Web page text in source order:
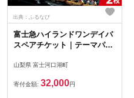
出典：ふるなび
富士急ハイランドワンデイパ
スペアチケット｜テーマパー
ランド レジャー アウトドア
山梨県 富士河口湖町
寄付金額: 32,000円